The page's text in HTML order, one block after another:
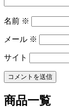
名前 ※
メール ※
サイト
商品一覧